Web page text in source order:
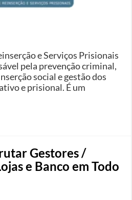
e Serviços Prisionais
pela prevenção criminal,
social e gestão dos
e prisional. É um
Gestores /
e Banco em Todo